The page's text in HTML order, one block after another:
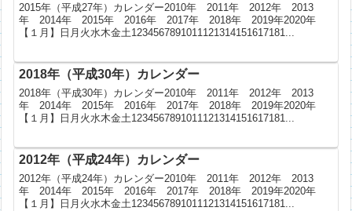
2015年（平成27年）カレンダー2010年 2011年 2012年 2013
年 2014年 2015年 2016年 2017年 2018年 2019年2020年
【１月】日月火水木金土1234567891011121314151617181...
2018年（平成30年）カレンダー
2018年（平成30年）カレンダー2010年 2011年 2012年 2013
年 2014年 2015年 2016年 2017年 2018年 2019年2020年
【１月】日月火水木金土1234567891011121314151617181...
2012年（平成24年）カレンダー
2012年（平成24年）カレンダー2010年 2011年 2012年 2013
年 2014年 2015年 2016年 2017年 2018年 2019年2020年
【１月】日月火水木金土1234567891011121314151617181...